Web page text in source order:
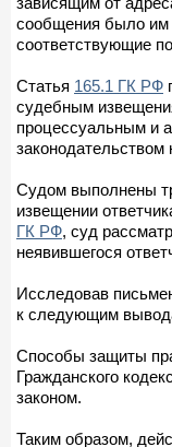
сообщения было им
соответствующие
Статья 165.1 ГК РФ
судебным
процессуальным и
законодательством
Судом выполнены
извещении
ГК РФ, суд
неявившегося
Исследовав
к следующим
Способы защиты
Гражданского
законом.
Таким образом,